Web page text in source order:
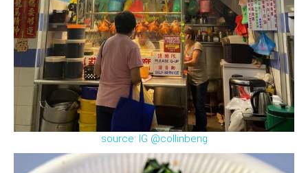
source: IG @collinbeng